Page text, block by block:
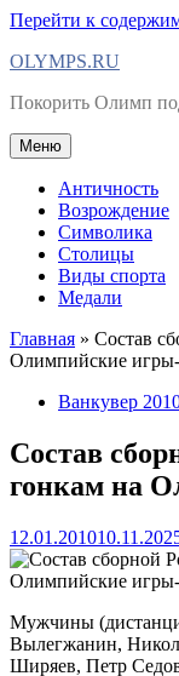
Перейти к
OLYMPS.RU
Покорить Олимп
Меню
Античность
Возрождение
Символика
Столицы
Виды спорта
Медали
Главная » Состав
Олимпийские
Ванкувер
Состав
гонкам на
12.01.2010
Мужчины
Вылегжанин,
Ширяев, Петр